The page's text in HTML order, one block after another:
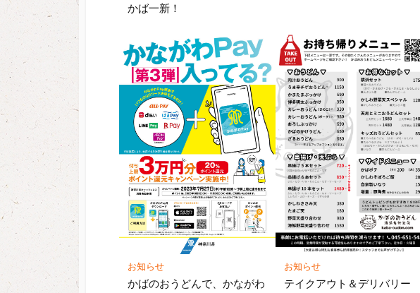
かば一新！
お知らせ
かばのおうどんで、かながわ
お知らせ
テイクアウト＆デリバリー